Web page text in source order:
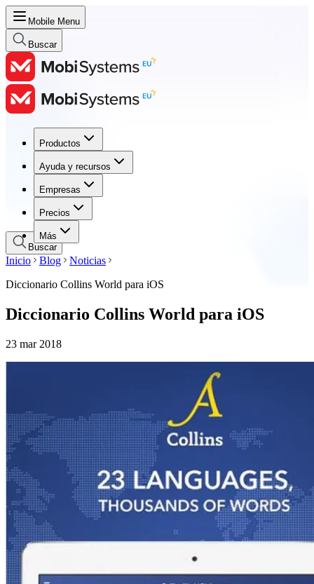
Mobile Menu
Buscar
Productos
Ayuda y recursos
Empresas
Precios
Más
Productos
Ayuda y recursos
Empresas
Precios
Buscar
Inicio Blog
Noticias
Diccionario Collins World para iOS
Diccionario Collins World para iOS
23 mar 2018